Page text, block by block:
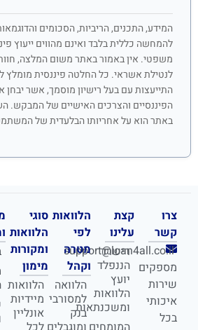
המידע, התכנים, הריביות, הסכומים
להמחשה כללית בלבד ואינם מהווים ייעוץ
משפטי. אין באמור באתר משום המלצה,
לנטילת אשראי. כל החלטה פיננסית מומלץ
התייעצות עם בעל רישיון מוסמך, אשר יבחן
הפיננסיים והצרכים האישיים של המבקש.
באתר הוא על אחריותו הבלעדית של
צרו
קשר
support@loan4all.co.il
מספקים
שירות
איכותי
בכל
קצת
עלינו
רישרד
הננפלד
יועץ
הלוואות
ומשכנתאות
הלוואות
לפי
מטרה
וקהל
הלוואה
למסורבי
בנק
סוגי
הלוואות
ומקורות
מימון
הלוואות
מיידיות
אונליין